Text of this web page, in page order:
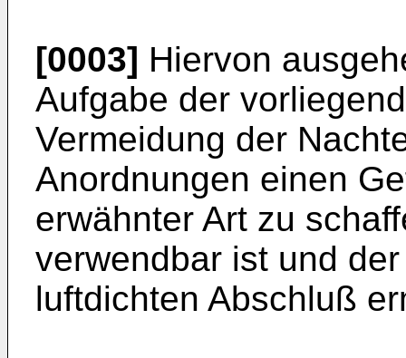
[0003] Hiervon
Aufgabe der
Vermeidung der
Anordnungen einen
erwähnter Art zu
verwendbar ist und
luftdichten Abschluß